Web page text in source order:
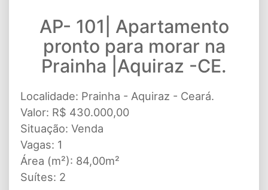
AP- 101| Apartamento
pronto para morar na
Prainha |Aquiraz -CE.
Localidade: Prainha - Aquiraz - Ceará.
Valor: R$ 430.000,00
Situação: Venda
Vagas: 1
Área (m²): 84,00m²
Suítes: 2